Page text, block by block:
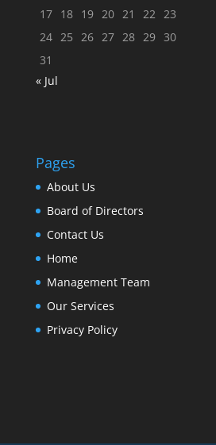
17 18 19 20 21 22 23
24 25 26 27 28 29 30
31
« Jul
Pages
About Us
Board of Directors
Contact Us
Home
Management Team
Our Services
Privacy Policy